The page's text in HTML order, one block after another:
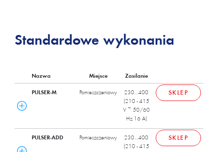
Standardowe wykonania
Nazwa Miejsce Zasilanie
PULSER-M Pomieszczeniowy
230…400
(210 - 415
V ~ 50/60
Hz 16 A)
SKLEP
PULSER-ADD Pomieszczeniowy
230…400
(210 - 415
SKLEP